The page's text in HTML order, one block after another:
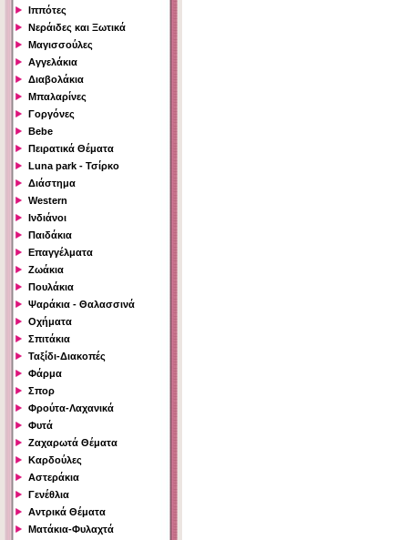
Ιππότες
Νεράιδες και Ξωτικά
Μαγισσούλες
Αγγελάκια
Διαβολάκια
Μπαλαρίνες
Γοργόνες
Bebe
Πειρατικά Θέματα
Luna park - Τσίρκο
Διάστημα
Western
Ινδιάνοι
Παιδάκια
Επαγγέλματα
Ζωάκια
Πουλάκια
Ψαράκια - Θαλασσινά
Οχήματα
Σπιτάκια
Ταξίδι-Διακοπές
Φάρμα
Σπορ
Φρούτα-Λαχανικά
Φυτά
Ζαχαρωτά Θέματα
Καρδούλες
Αστεράκια
Γενέθλια
Αντρικά Θέματα
Ματάκια-Φυλαχτά